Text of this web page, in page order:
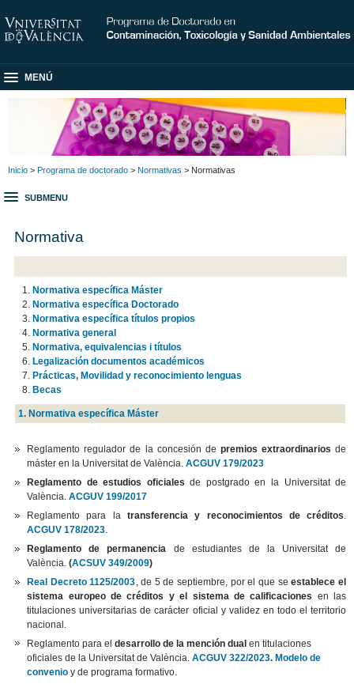
MENÚ
Inicio > Programa de doctorado > Normativas > Normativas
SUBMENU
Normativa
Normativa específica Máster
Normativa específica Doctorado
Normativa específica títulos propios
Normativa general
Normativa, equivalencias i títulos
Legalización documentos académicos
Prácticas, Movilidad y reconocimiento lenguas
Becas
1. Normativa específica Máster
Reglamento regulador de la concesión de premios extraordinarios de
máster en la Universitat de València.ACGUV 179/2023
Reglamento de estudios oficiales de postgrado en la Universitat de
València.ACGUV 199/2017
Reglamento para la transferencia y reconocimientos de créditos
ACGUV 178/2023
Reglamento de permanencia
de estudiantes de la Universitat de
València.(ACSUV 349/2009)
Real Decreto 1125/2003 , de 5 de septiembre, por el que seestablece el
sistema europeo de créditos y el sistema de calificaciones en las
titulaciones universitarias de carácter oficial y validez en todo el territorio
nacional.
Reglamento para eldesarrollo de la mención dual en titulaciones
oficiales de la Universitat de València.ACGUV 322/2023.Modelo de
convenio y de programa formativo.